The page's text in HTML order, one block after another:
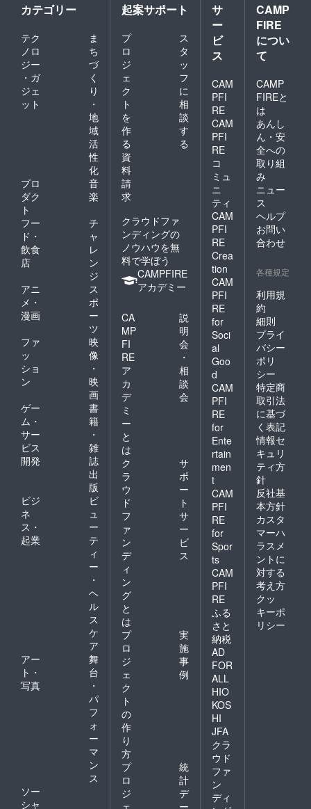
カテゴリー
テク
ノロ
ジー
・ガ
ジェ
ット
ま
ち
づ
く
り
・
地
域
活
性
化
プロ
ダク
ト
音
楽
フー
ド・
飲食
店
チ
ャ
レ
ン
ジ
アニ
メ・
漫画
ス
ポ
ー
ツ
ファ
ッ
ショ
ン
映
像
・
映
画
ゲー
ム・
サー
ビス
開発
書
籍
・
雑
誌
出
版
ビジ
ネ
ス・
起業
ビ
ュ
ー
テ
ィ
ー
・
ヘ
ル
ス
ケ
ア
アー
ト・
写真
舞
台
・
パ
フ
ォ
ー
マ
ン
ス
ソー
シャ
起案サポート
プ
ロ
ジ
ェ
ク
ト
を
作
る
ス
タ
ッ
フ
に
相
談
す
る
資
料
請
求
クラウドファ
ンディングの
ノウハウを無
料で学ぼう
CAMPFIRE
アカデミー
CA
MP
FI
RE
ア
カ
デ
ミ
ー
と
は
説
明
会
・
相
談
会
ク
ラ
ウ
ド
フ
ァ
ン
デ
ィ
ン
グ
と
は
サ
ポ
ー
ト
サ
ー
ビ
ス
プ
ロ
ジ
ェ
ク
ト
の
作
り
方
実
施
事
例
プ
ロ
ジ
ェ
統
計
デ
ー
サ
ー
ビ
ス
CAM
PFI
RE
CAM
PFI
RE
コ
ミュ
ニ
ティ
CAM
PFI
RE
Crea
tion
CAM
PFI
RE
for
Soci
al
Goo
d
CAM
PFI
RE
for
Ente
rtain
men
t
CAM
PFI
RE
for
Spor
ts
CAM
PFI
RE
ふる
さと
納税
AD
FOR
ALL
HIO
KOS
HI
JFA
クラ
ウド
ファ
ン
ディ
CAMP
FIRE
につい
て
CAMP
FIREと
は
あんし
ん・安
全への
取り組
み
ニュー
ス
ヘルプ
お問い
合わせ
各種規定
利用規
約
細則
プライ
バシー
ポリ
シー
特定商
取引法
に基づ
く表記
情報セ
キュリ
ティ方
針
反社基
本方針
カスタ
マーハ
ラスメ
ントに
対する
考え方
クッ
キーポ
リシー